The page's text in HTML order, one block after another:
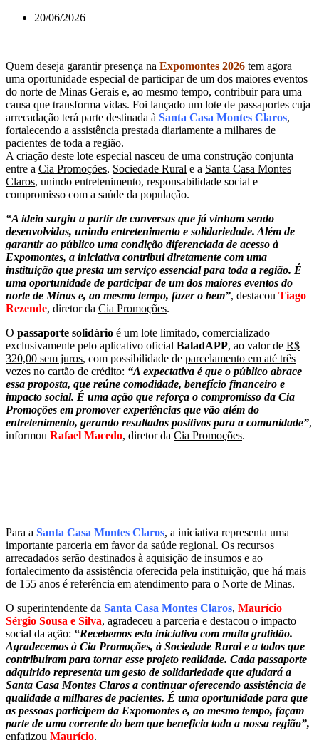
20/06/2026
Quem deseja garantir presença na Expomontes 2026 tem agora
uma oportunidade especial de participar de um dos maiores eventos
do norte de Minas Gerais e, ao mesmo tempo, contribuir para uma
causa que transforma vidas. Foi lançado um lote de passaportes cuja
arrecadação terá parte destinada à Santa Casa Montes Claros,
fortalecendo a assistência prestada diariamente a milhares de
pacientes de toda a região.
A criação deste lote especial nasceu de uma construção conjunta
entre a Cia Promoções, Sociedade Rural e a Santa Casa Montes
Claros, unindo entretenimento, responsabilidade social e
compromisso com a saúde da população.
“A ideia surgiu a partir de conversas que já vinham sendo
desenvolvidas, unindo entretenimento e solidariedade. Além de
garantir ao público uma condição diferenciada de acesso à
Expomontes, a iniciativa contribui diretamente com uma
instituição que presta um serviço essencial para toda a região. É
uma oportunidade de participar de um dos maiores eventos do
norte de Minas e, ao mesmo tempo, fazer o bem”, destacou Tiago
Rezende, diretor da Cia Promoções.
O passaporte solidário é um lote limitado, comercializado
exclusivamente pelo aplicativo oficial BaladAPP, ao valor de R$
320,00 sem juros, com possibilidade de parcelamento em até três
vezes no cartão de crédito: “A expectativa é que o público abrace
essa proposta, que reúne comodidade, benefício financeiro e
impacto social. É uma ação que reforça o compromisso da Cia
Promoções em promover experiências que vão além do
entretenimento, gerando resultados positivos para a comunidade”,
informou Rafael Macedo, diretor da Cia Promoções.
Para a Santa Casa Montes Claros, a iniciativa representa uma
importante parceria em favor da saúde regional. Os recursos
arrecadados serão destinados à aquisição de insumos e ao
fortalecimento da assistência oferecida pela instituição, que há mais
de 155 anos é referência em atendimento para o Norte de Minas.
O superintendente da Santa Casa Montes Claros, Maurício
Sérgio Sousa e Silva, agradeceu a parceria e destacou o impacto
social da ação: “Recebemos esta iniciativa com muita gratidão.
Agradecemos à Cia Promoções, à Sociedade Rural e a todos que
contribuíram para tornar esse projeto realidade. Cada passaporte
adquirido representa um gesto de solidariedade que ajudará a
Santa Casa Montes Claros a continuar oferecendo assistência de
qualidade a milhares de pacientes. É uma oportunidade para que
as pessoas participem da Expomontes e, ao mesmo tempo, façam
parte de uma corrente do bem que beneficia toda a nossa região”,
enfatizou Maurício.